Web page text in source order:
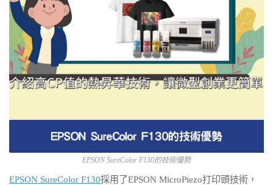
EPSON SureColor F130的技術優勢
EPSON SureColor F130採用了EPSON MicroPiezo打印頭技術，